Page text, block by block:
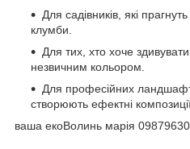
Для садівників, які
клумби.
Для тих, хто хоче
незвичним кольором.
Для професійних
створюють ефектні
ваша екоВолинь марія